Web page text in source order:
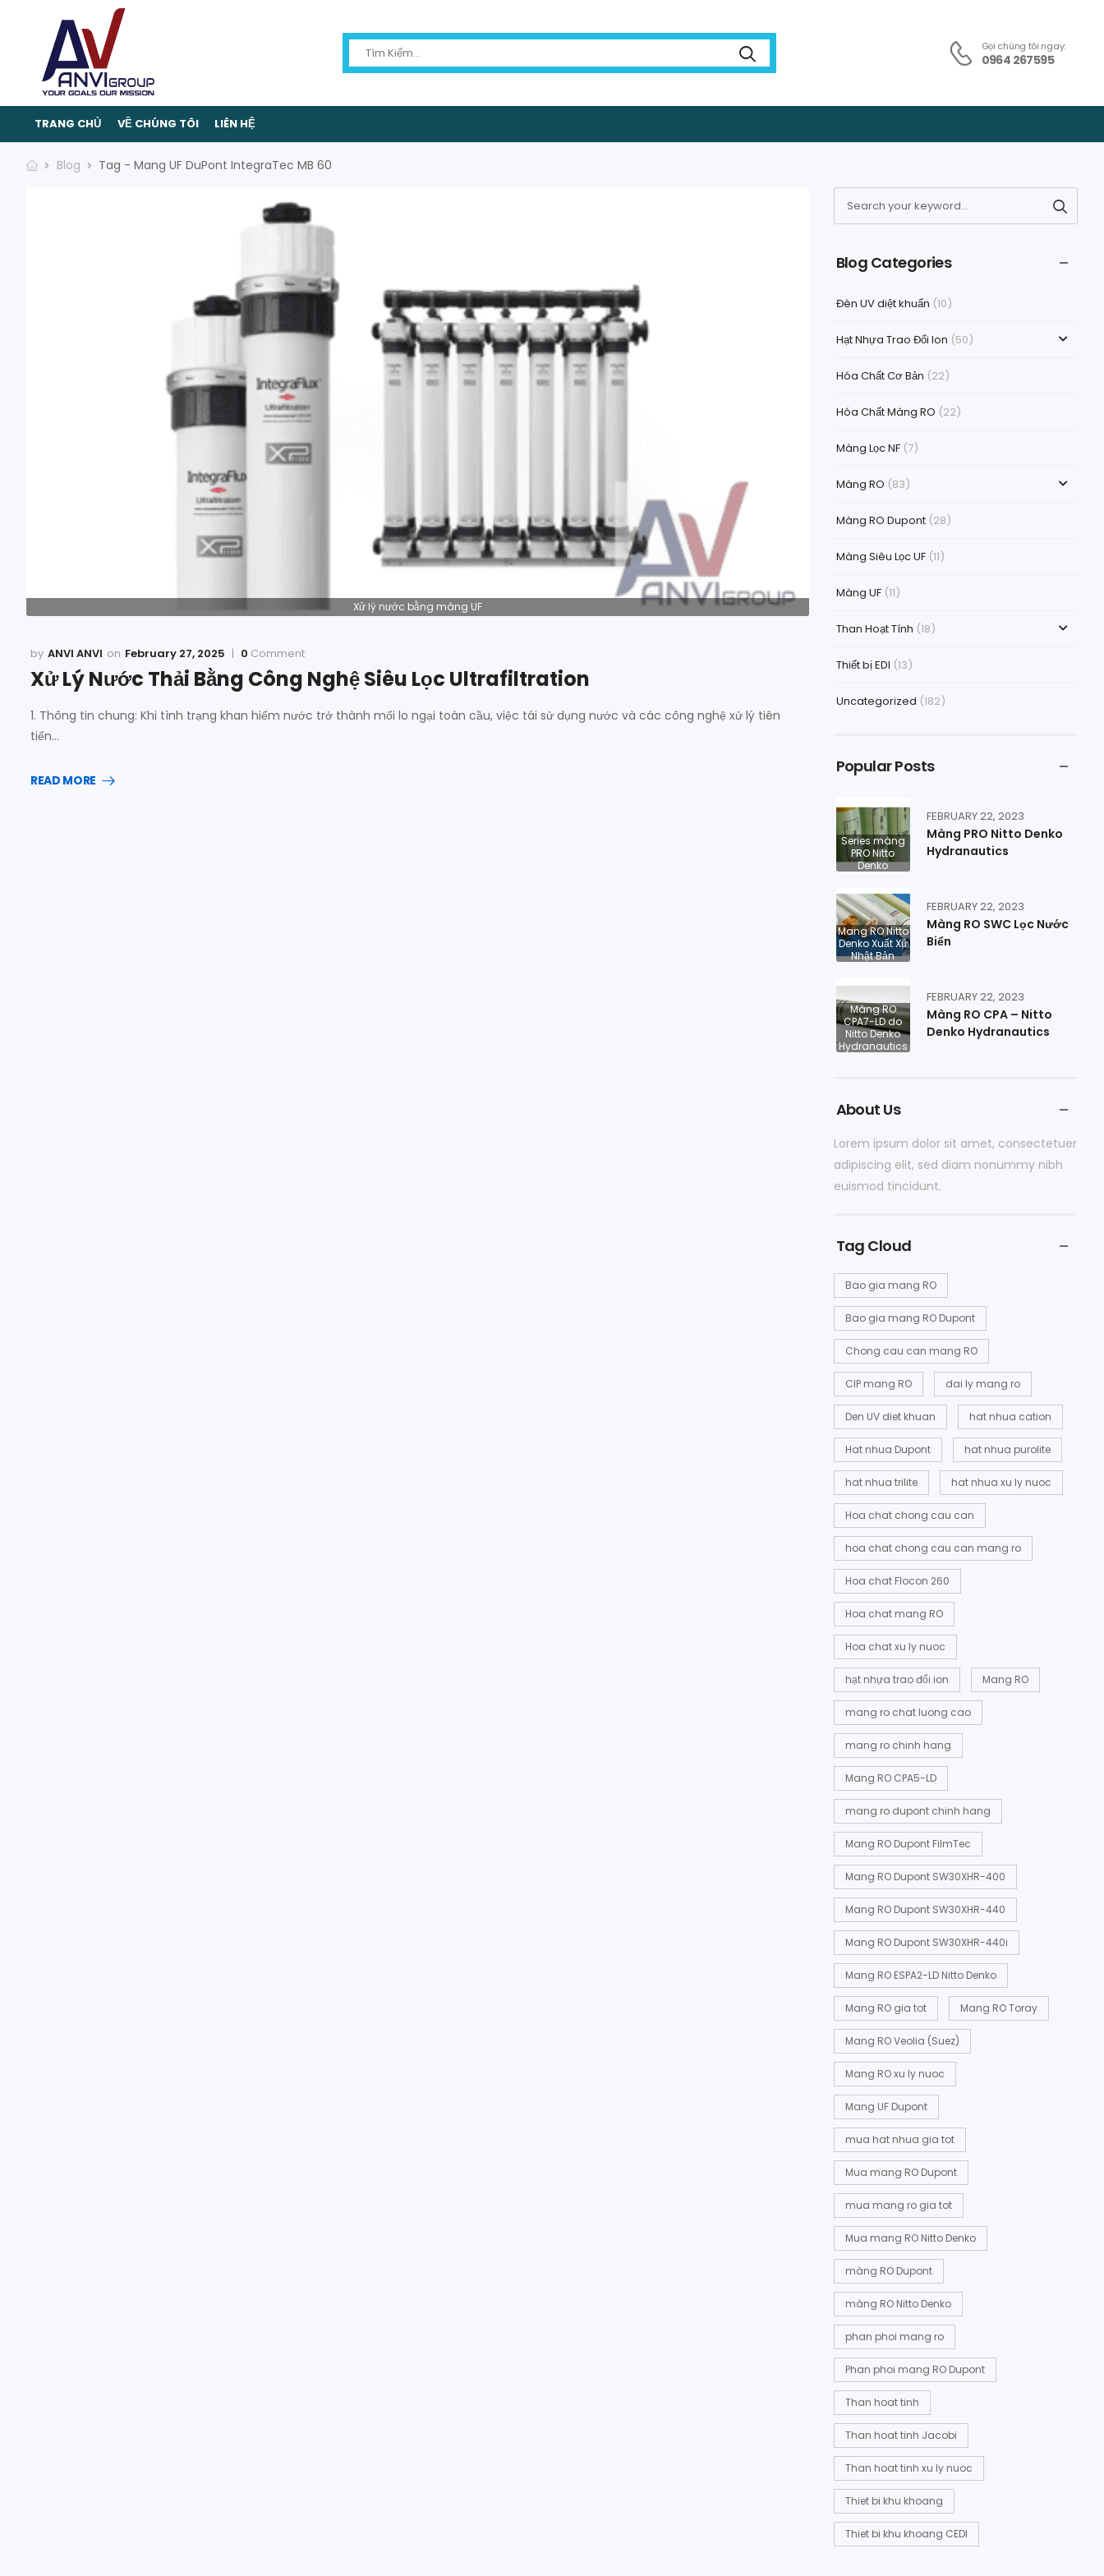
Gọi chúng tôi ngay:
0964 267595
TRANG CHỦ VỀ CHÚNG TÔI LIÊN HỆ
Blog Tag - Mang UF DuPont IntegraTec MB 60
Xử lý nước bằng màng UF
ANVI ANVI February 27, 2025 0 Comment
Xử Lý Nước Thải Bằng Công Nghệ Siêu Lọc Ultrafiltration
1. Thông tin chung: Khi tình trạng khan hiếm nước trở thành mối lo ngại toàn cầu, việc tái sử dụng nước và các công nghệ xử lý tiên
tiến…
READ MORE
Blog Categories
Đèn UV diệt khuẩn (10)
Hạt Nhựa Trao Đổi Ion (50)
Hóa Chất Cơ Bản (22)
Hóa Chất Màng RO (22)
Màng Lọc NF(7)
Màng RO (83)
Màng RO Dupont(28)
Màng Siêu Lọc UF(11)
Màng UF(11)
Than Hoạt Tính (18)
Thiết bị EDI (13)
Uncategorized (182)
Popular Posts
Series màng
PRO Nitto
Denko
FEBRUARY 22, 2023
Màng PRO Nitto Denko
Hydranautics
Mang RO Nitto
Denko Xuất Xứ
Nhật Bản
FEBRUARY 22, 2023
Màng RO SWC Lọc Nước
Biển
Màng RO
CPA7-LD do
Nitto Denko
Hydranautics
FEBRUARY 22, 2023
Màng RO CPA – Nitto
Denko Hydranautics
About Us
Lorem ipsum dolor sit amet, consectetuer
adipiscing elit, sed diam nonummy nibh
euismod tincidunt.
Tag Cloud
Bao gia mang RO
Bao gia mang RO Dupont
Chong cau can mang RO
CIP mang RO dai ly mang ro
Den UV diet khuan hat nhua cation
Hat nhua Dupont hat nhua purolite
hat nhua trilite hat nhua xu ly nuoc
Hoa chat chong cau can
hoa chat chong cau can mang ro
Hoa chat Flocon 260
Hoa chat mang RO
Hoa chat xu ly nuoc
hạt nhựa trao đổi ion Mang RO
mang ro chat luong cao
mang ro chinh hang
Mang RO CPA5-LD
mang ro dupont chinh hang
Mang RO Dupont FilmTec
Mang RO Dupont SW30XHR-400
Mang RO Dupont SW30XHR-440
Mang RO Dupont SW30XHR-440i
Mang RO ESPA2-LD Nitto Denko
Mang RO gia tot Mang RO Toray
Mang RO Veolia (Suez)
Mang RO xu ly nuoc
Mang UF Dupont
mua hat nhua gia tot
Mua mang RO Dupont
mua mang ro gia tot
Mua mang RO Nitto Denko
màng RO Dupont
màng RO Nitto Denko
phan phoi mang ro
Phan phoi mang RO Dupont
Than hoat tinh
Than hoat tinh Jacobi
Than hoat tinh xu ly nuoc
Thiet bi khu khoang
Thiet bi khu khoang CEDI